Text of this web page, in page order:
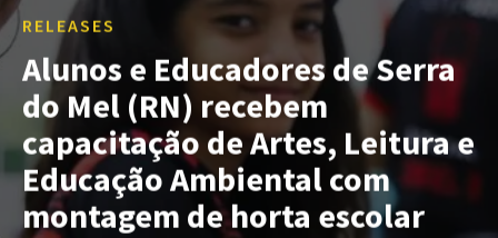
RELEASES
Alunos e Educadores de Serra
do Mel (RN) recebem
capacitação de Artes, Leitura e
Educação Ambiental com
montagem de horta escolar